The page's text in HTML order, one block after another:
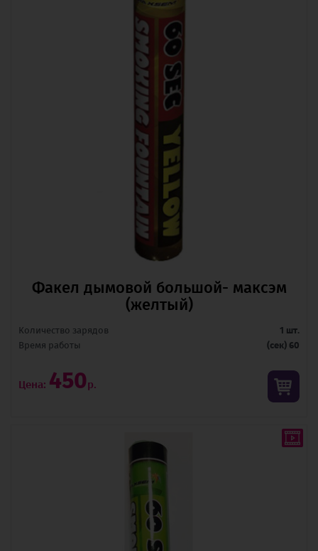
Факел дымовой большой- максэм
(желтый)
Количество зарядов
1 шт.
Время pаботы
(сек) 60
Цена: 450р.